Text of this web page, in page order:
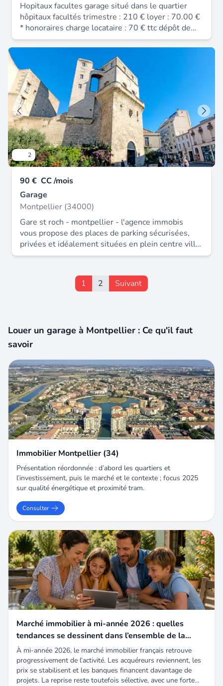
Hopitaux facultes garage situé dans le quartier
hôpitaux facultés trimestre : 210 € loyer : 70.00 €
* honoraires charge locataire : 70 € ttc dépôt de
garantie : 140 €.
2
90 € CC /mois
Garage
Montpellier (34000)
Gare st roch - montpellier - l'agence immobis
vous propose des places de parking sécurisées,
privées et idéalement situées en plein centre ville
! Elles sont à proximité immédiate du tram, à 2
la comédie et de l'observatoire. Vous pourrez
profiter de places de parking en rez-de-chaussée
charge locataire : 130 € ttc dépôt de garantie :
180 €.
1 2 Suivant
Louer un garage à Montpellier : Ce qu'il faut
savoir
Immobilier Montpellier (34)
Présentation réordonnée : d’abord les quartiers et
l’investissement, puis le marché et le contexte ; focus 2025
sur qualité énergétique et proximité tram.
Consulter
Marché immobilier à mi-année 2026 : quelles
tendances se dessinent dans l’ensemble de la
France ?
À mi-année 2026, le marché immobilier français retrouve
progressivement de l’activité. Les acquéreurs reviennent, les
prix se stabilisent et les banques financent davantage de
projets. La reprise reste toutefois sélective, avec une forte